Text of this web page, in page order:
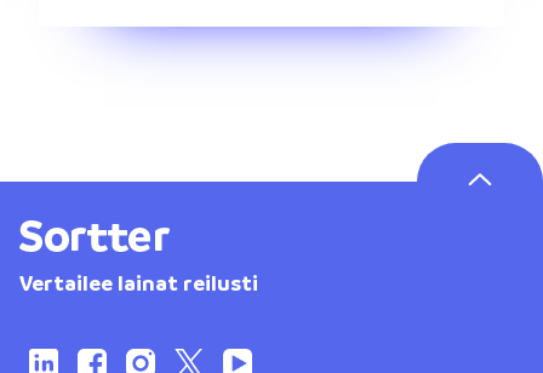
Vertailee lainat reilusti